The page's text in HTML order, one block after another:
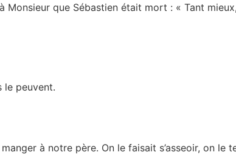
que Sébastien était mort : « Tant
le peuvent.
à notre père. On le faisait s’asseoir, on le